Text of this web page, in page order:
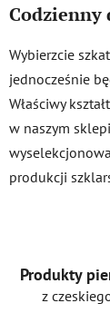
Codzienny
Wybierzcie
jednocześnie
Właściwy
w naszym
produkcji
Produkty
z